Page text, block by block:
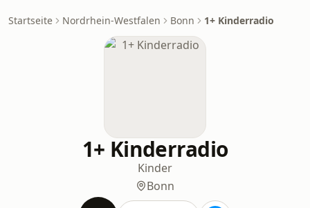
Startseite Nordrhein-Westfalen Bonn 1+ Kinderradio
1+ Kinderradio
Kinder
Bonn